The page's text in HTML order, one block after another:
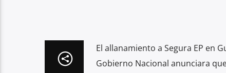
El allanamiento a Segura EP en
Gobierno Nacional anunciara